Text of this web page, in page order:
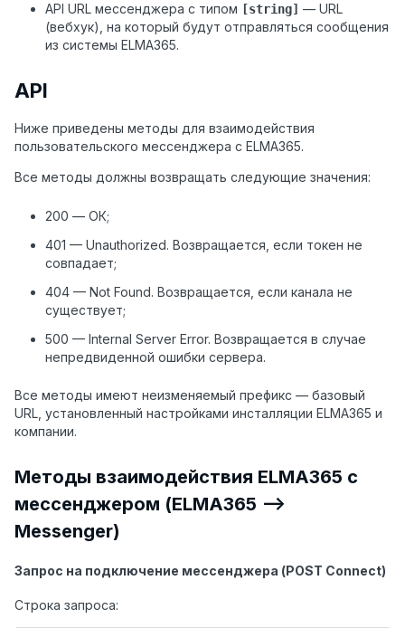
API URL мессенджера с типом [string] — URL
(вебхук), на который будут отправляться сообщения
из системы ELMA365.
API
Ниже приведены методы для взаимодействия
пользовательского мессенджера с ELMA365.
Все методы должны возвращать следующие значения:
200 — ОК;
401 — Unauthorized. Возвращается, если токен не
совпадает;
404 — Not Found. Возвращается, если канала не
существует;
500 — Internal Server Error. Возвращается в случае
непредвиденной ошибки сервера.
Все методы имеют неизменяемый префикс — базовый
URL, установленный настройками инсталляции ELMA365 и
компании.
Методы взаимодействия ELMA365 с
мессенджером (ELMA365 —>
Messenger)
Запрос на подключение мессенджера (POST Connect)
Строка запроса: